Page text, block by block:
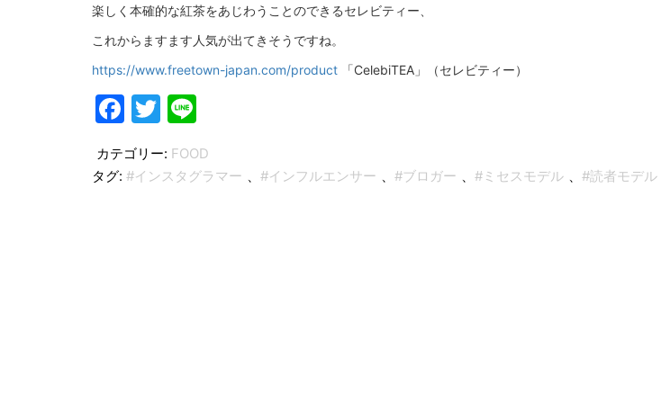
楽しく本確的な紅茶をあじわうことのできるセレビティー、
これからますます人気が出てきそうですね。
https://www.freetown-japan.com/product 「CelebiTEA」（セレビティー）
Facebook
Twitter
カテゴリー: FOOD
タグ: #インスタグラマー #インフルエンサー #ブロガー #ミセスモデル #読者モデル